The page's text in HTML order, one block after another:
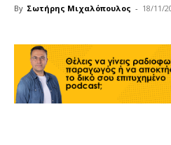
By Σωτήρης Μιχαλόπουλος - 18/11/